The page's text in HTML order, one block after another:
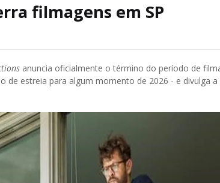
filmagens em SP
anuncia oficialmente o término do período de
de estreia para algum momento de 2026 - e divulga a